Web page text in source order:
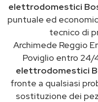
elettrodomestici
puntuale ed
tecnico di
Archimede Reggio
Poviglio entro 24/
elettrodomestici
fronte a qualsiasi
sostituzione dei